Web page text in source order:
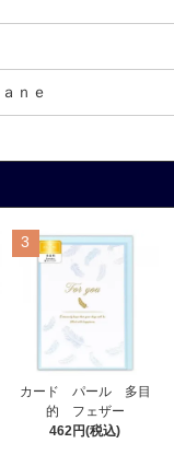
ｎｅ
3
カード パール 多目
的 フェザー
462円(税込)